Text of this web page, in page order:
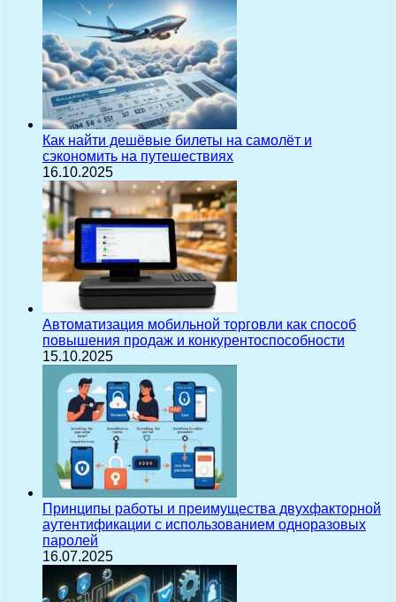
Как найти дешёвые билеты на самолёт и
сэкономить на путешествиях
16.10.2025
Автоматизация мобильной торговли как способ
повышения продаж и конкурентоспособности
15.10.2025
Принципы работы и преимущества двухфакторной
аутентификации с использованием одноразовых
паролей
16.07.2025